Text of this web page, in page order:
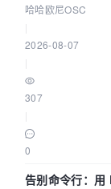
智能 Agent 应用
哈哈欧尼OSC
2026-08-07
307
0
告别命令行：